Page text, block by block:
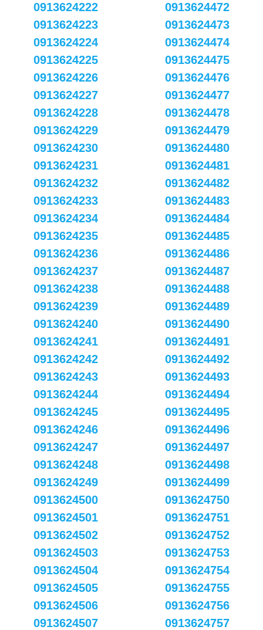
0913624222
0913624223
0913624224
0913624225
0913624226
0913624227
0913624228
0913624229
0913624230
0913624231
0913624232
0913624233
0913624234
0913624235
0913624236
0913624237
0913624238
0913624239
0913624240
0913624241
0913624242
0913624243
0913624244
0913624245
0913624246
0913624247
0913624248
0913624249
0913624472
0913624473
0913624474
0913624475
0913624476
0913624477
0913624478
0913624479
0913624480
0913624481
0913624482
0913624483
0913624484
0913624485
0913624486
0913624487
0913624488
0913624489
0913624490
0913624491
0913624492
0913624493
0913624494
0913624495
0913624496
0913624497
0913624498
0913624499
0913624500
0913624501
0913624502
0913624503
0913624504
0913624505
0913624506
0913624507
0913624750
0913624751
0913624752
0913624753
0913624754
0913624755
0913624756
0913624757